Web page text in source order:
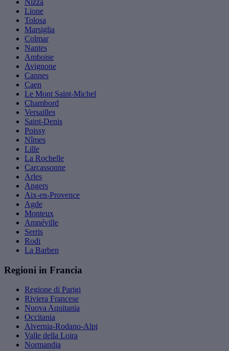
Lione
Tolosa
Marsiglia
Colmar
Nantes
Amboise
Avignone
Cannes
Caen
Le Mont Saint-Michel
Chambord
Versailles
Saint-Denis
Poissy
Nîmes
Lille
La Rochelle
Carcassonne
Arles
Angers
Aix-en-Provence
Agde
Monteux
Amnéville
Serris
Rodi
La Barben
Regioni in Francia
Regione di Parigi
Riviera Francese
Nuova Aquitania
Occitania
Alvernia-Rodano-Alpi
Valle della Loira
Normandia